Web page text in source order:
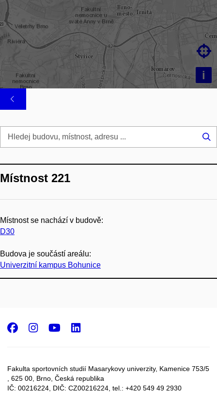
i

Místnost 221
Místnost se nachází v budově:
D30
Budova je součástí areálu:
Univerzitní kampus Bohunice
Fakulta sportovních studií Masarykovy univerzity, Kamenice 753/5​
, 625 00, Brno, Česká republika
IČ: 00216224, DIČ: CZ00216224, tel.: +420 549 49 2930
Facebook
Instagram
Youtube